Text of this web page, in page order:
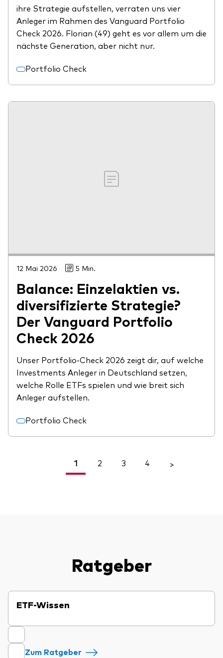
ihre Strategie aufstellen, verraten uns vier
Anleger im Rahmen des Vanguard Portfolio
Check 2026. Florian (49) geht es vor allem um die
nächste Generation, aber nicht nur.
Portfolio Check
12 Mai 2026 5 Min.
Balance: Einzelaktien vs.
diversifizierte Strategie?
Der Vanguard Portfolio
Check 2026
Unser Portfolio-Check 2026 zeigt dir, auf welche
Investments Anleger in Deutschland setzen,
welche Rolle ETFs spielen und wie breit sich
Anleger aufstellen.
Portfolio Check
1 2 3 4 >
Ratgeber
ETF-Wissen
Zum Ratgeber